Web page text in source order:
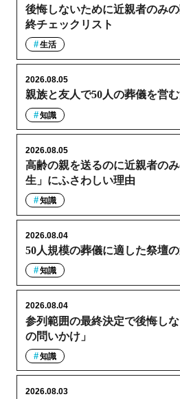
後悔しないために近親者のみ
終チェックリスト
生活
親族と友人で50人の葬儀を営
2026.08.05
知識
高齢の親を送るのに近親者の
生」にふさわしい理由
2026.08.05
知識
50人規模の葬儀に適した祭壇
2026.08.04
知識
参列範囲の最終決定で後悔し
の問いかけ」
2026.08.04
知識
2026.08.03